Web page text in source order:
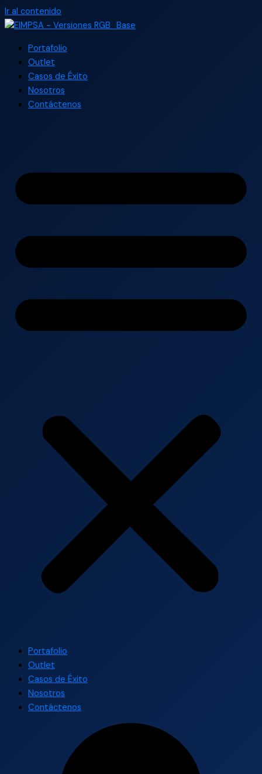
Ir al contenido
Portafolio
Outlet
Casos de Éxito
Nosotros
Contáctenos
Portafolio
Outlet
Casos de Éxito
Nosotros
Contáctenos